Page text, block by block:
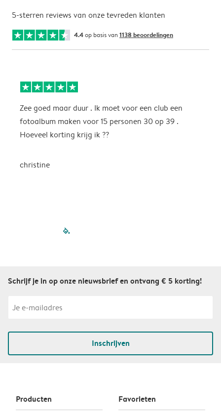
5-sterren reviews van onze tevreden klanten
4.4op basis van 1138 beoordelingen
Zee goed maar duur . Ik moet voor een club een
fotoalbum maken voor 15 personen 30 op 39 .
Hoeveel korting krijg ik ??
christine
filled-pagination
Schrijf je in op onze nieuwsbrief en ontvang € 5 korting!
Inschrijven
Producten Favorieten